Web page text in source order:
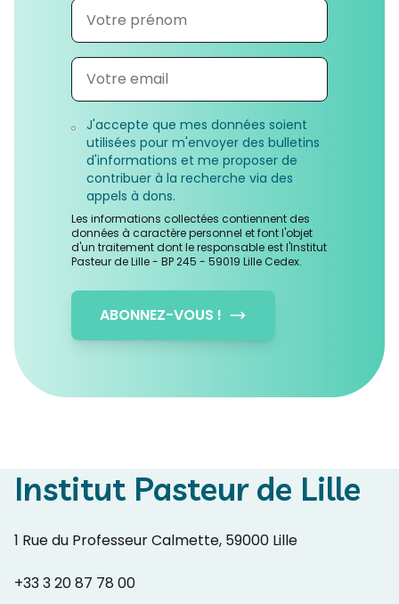
J'accepte que mes données soient
utilisées pour m'envoyer des bulletins
d'informations et me proposer de
contribuer à la recherche via des
appels à dons.
Les informations collectées contiennent des
données à caractère personnel et font l'objet
d'un traitement dont le responsable est l'Institut
Pasteur de Lille - BP 245 - 59019 Lille Cedex.
ABONNEZ-VOUS !
Institut Pasteur de Lille
1 Rue du Professeur Calmette, 59000 Lille
+33 3 20 87 78 00